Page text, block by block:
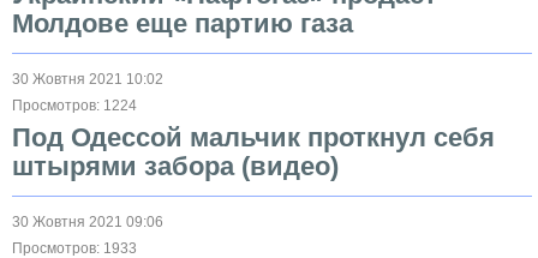
Молдове еще партию газа
30 Жовтня 2021 10:02
Просмотров: 1224
Под Одессой мальчик проткнул себя
штырями забора (видео)
30 Жовтня 2021 09:06
Просмотров: 1933